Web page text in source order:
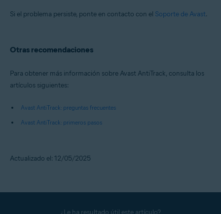
Si el problema persiste, ponte en contacto con el Soporte de Avast.
Otras recomendaciones
Para obtener más información sobre Avast AntiTrack, consulta los
artículos siguientes:
Avast AntiTrack: preguntas frecuentes
Avast AntiTrack: primeros pasos
Actualizado el: 12/05/2025
¿Le ha resultado útil este artículo?